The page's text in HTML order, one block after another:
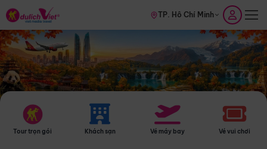
TP. Hồ Chí Minh
Tour trọn gói Khách sạn Vé máy bay Vé vui chơi